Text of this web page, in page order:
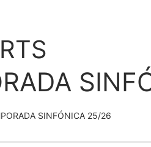
SINFÓNICA 25/26